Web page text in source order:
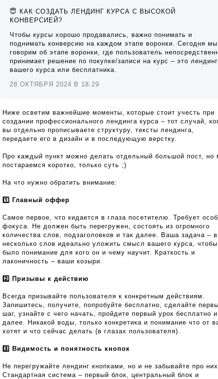
😇 КАК СОЗДАТЬ ЛЕНДИНГ КУРСА С ВЫСОКОЙ
КОНВЕРСИЕЙ?
Чтобы курсы хорошо продавались, важно понимать и
поднимать конверсию на каждом этапе воронки. Сегодня мы
говорим об этапе воронки, где пользователь
принимает решение по покупке/записи на курс – это лендинг
вашего курса или бесплатника.
28 ОКТЯБРЯ 2024 В 18:29
Ниже осветим важнейшие моменты, которые стоит учесть при
создании профессионального лендинга курса – тот случай,
вы отдельно прописываете структуру, тексты лендинга,
передаете его в дизайн и в последующую верстку.
Про каждый пункт можно делать отдельный большой пост, но
постараемся коротко, только суть ;)
На что нужно обратить внимание:
1️⃣ Главный оффер
Самое первое, что кидается в глаза посетителю. Требует
фокуса. Не должен быть перегружен, состоять из огромного
количества слов, подзаголовков и так далее. Ваша задача – в
несколько слов идеально уложить смысл вашего курса, чтобы
было понимание для кого он и чему научит. Краткость и
лаконичность – ваши козыри.
2️⃣ Призывы к действию
Всегда призывайте пользователя к конкретным действиям.
Запишитесь, получите, попробуйте бесплатно, сделайте
шаг, узнайте с чего начать, пройдите первый урок бесплатно
далее. Никакой воды, только конкретика и понимание что от
хотят и что сейчас делать (в глазах пользователя).
3️⃣ Видимость и понятность кнопок
Не перегружайте лендинг кнопками, но и не забывайте про
Стандартная система – первый блок, центральный блок и